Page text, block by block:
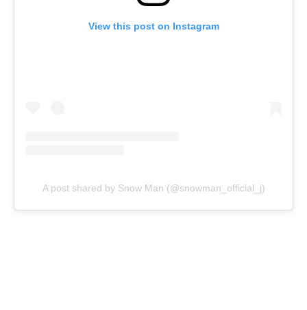
View this post on Instagram
A post shared by Snow Man (@snowman_official_j)